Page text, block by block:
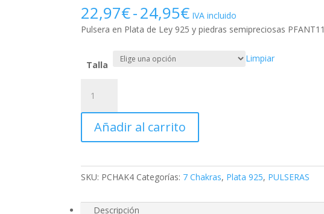
22,97€-24,95€Rango
de
precios:
IVA incluido
Pulsera en Plata de Ley 925 y piedras semipreciosas PFANT11
Talla
Limpiar
Chakras
PCHAK4
cantidad
Añadir al carrito
SKU: PCHAK4 Categorías: 7 Chakras, Plata 925, PULSERAS
Descripción